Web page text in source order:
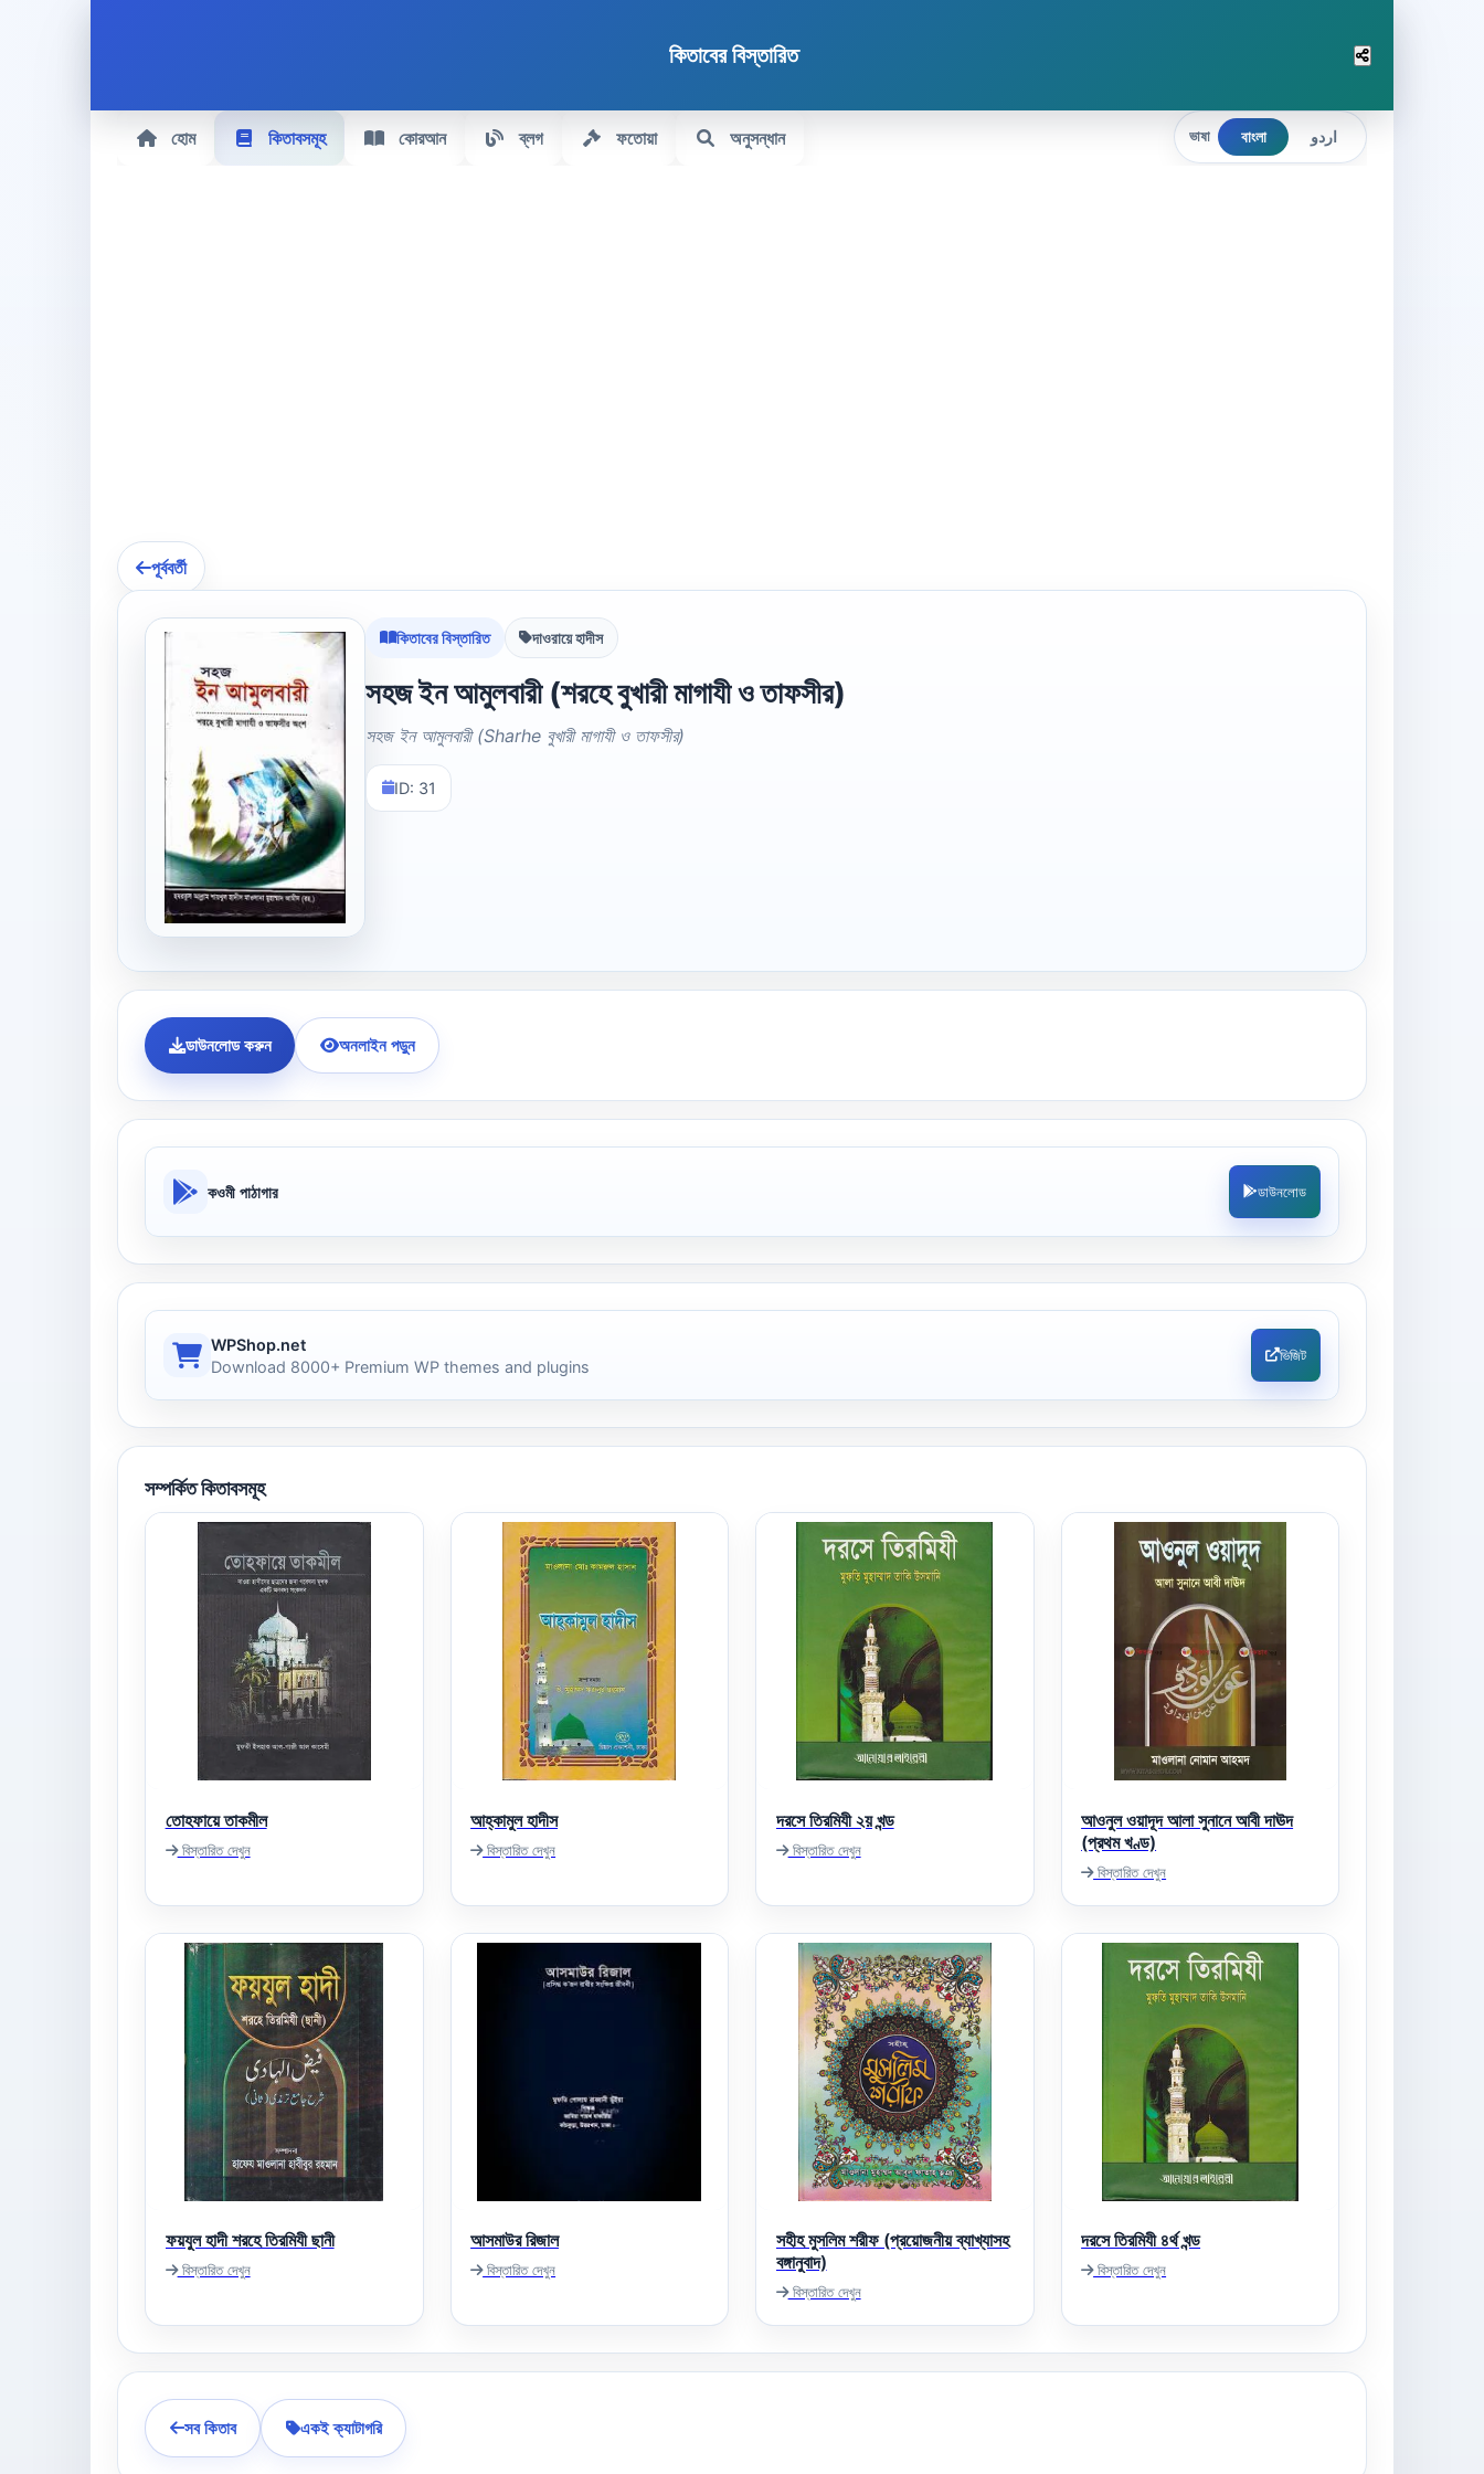
কিতাবের বিস্তারিত
হোম কিতাবসমূহ কোরআন ব্লগ ফতোয়া অনুসন্ধান ভাষা বাংলা اردو
পূর্ববর্তী
কিতাবের বিস্তারিত দাওরায়ে হাদীস
সহজ ইন আমুলবারী (শরহে বুখারী মাগাযী ও তাফসীর)
সহজ ইন আমুলবারী (Sharhe বুখারী মাগাযী ও তাফসীর)
ID: 31
ডাউনলোড করুন অনলাইন পড়ুন
কওমী পাঠাগার ডাউনলোড
WPShop.net
Download 8000+ Premium WP themes and plugins
ভিজিট
সম্পর্কিত কিতাবসমূহ
তোহফায়ে তাকমীল
বিস্তারিত দেখুন
আহ্‌কামুল হাদীস
বিস্তারিত দেখুন
দরসে তিরমিযী ২য় খন্ড
বিস্তারিত দেখুন
আওনুল ওয়াদূদ আলা সুনানে আবী দাঊদ
(প্রথম খণ্ড)
বিস্তারিত দেখুন
ফয়যুল হাদী শরহে তিরমিযী ছানী
বিস্তারিত দেখুন
আসমাউর রিজাল
বিস্তারিত দেখুন
সহীহ মুসলিম শরীফ (প্রয়োজনীয় ব্যাখ্যাসহ
বঙ্গানুবাদ)
বিস্তারিত দেখুন
দরসে তিরমিযী ৪র্থ খন্ড
বিস্তারিত দেখুন
সব কিতাব একই ক্যাটাগরি